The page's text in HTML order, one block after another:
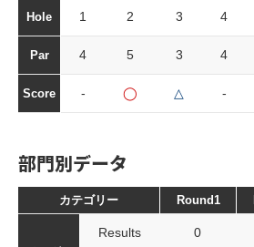
Hole 1 2 3 4
Par 4 5 3 4
Score - ◯ △ -
部門別データ
カテゴリー Round1
Results 0